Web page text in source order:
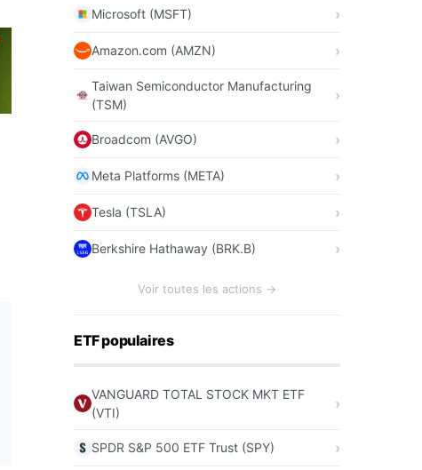
Microsoft (MSFT)
Amazon.com (AMZN)
Taiwan Semiconductor Manufacturing
(TSM)
Broadcom (AVGO)
Meta Platforms (META)
Tesla (TSLA)
Berkshire Hathaway (BRK.B)
Voir toutes les actions →
ETF populaires
VANGUARD TOTAL STOCK MKT ETF
(VTI)
SPDR S&P 500 ETF Trust (SPY)